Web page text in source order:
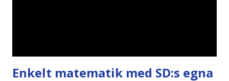
Enkelt matematik med SD:s egna